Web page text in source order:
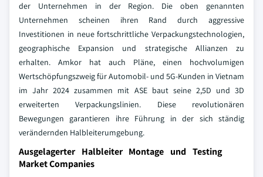
der Unternehmen in der Region. Die oben genannten
Unternehmen scheinen ihren Rand durch aggressive
Investitionen in neue fortschrittliche Verpackungstechnologien,
geographische Expansion und strategische Allianzen zu
erhalten. Amkor hat auch Pläne, einen hochvolumigen
Wertschöpfungszweig für Automobil- und 5G-Kunden in Vietnam
im Jahr 2024 zusammen mit ASE baut seine 2,5D und 3D
erweiterten Verpackungslinien. Diese revolutionären
Bewegungen garantieren ihre Führung in der sich ständig
verändernden Halbleiterumgebung.
Ausgelagerter Halbleiter Montage und Testing
Market Companies